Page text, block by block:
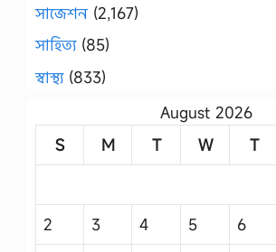
সাজেশন (2,167)
সাহিত্য(85)
স্বাস্থ্য(833)
August 2026
S
M T W T
2
3 4 5 6